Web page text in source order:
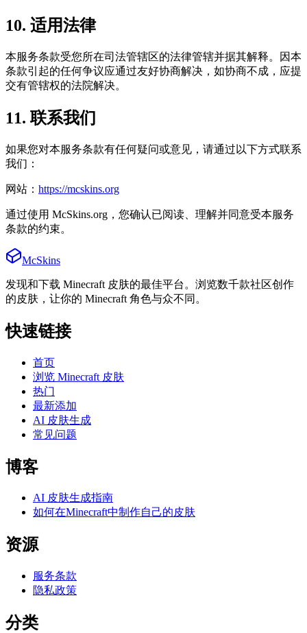
10. 适用法律
本服务条款受您所在司法管辖区的法律管辖并据其解释。因本
条款引起的任何争议应通过友好协商解决，如协商不成，应提
交有管辖权的法院解决。
11. 联系我们
如果您对本服务条款有任何疑问或意见，请通过以下方式联系
我们：
网站： https://mcskins.org
通过使用 McSkins.org，您确认已阅读、理解并同意受本服务
条款的约束。
McSkins
发现和下载 Minecraft 皮肤的最佳平台。浏览数千款社区创作
的皮肤，让你的 Minecraft 角色与众不同。
快速链接
首页
浏览 Minecraft 皮肤
热门
最新添加
AI 皮肤生成
常见问题
博客
AI 皮肤生成指南
如何在Minecraft中制作自己的皮肤
资源
服务条款
隐私政策
分类